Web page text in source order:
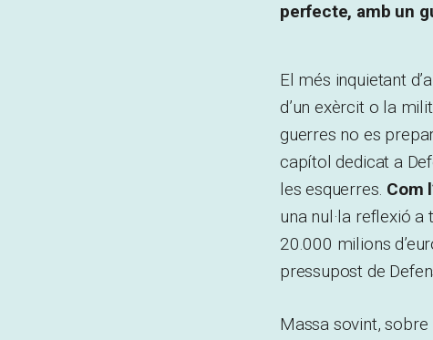
perfecte, amb un
El més inquietant
d’un exèrcit o la
guerres no es
capítol dedicat a
les esquerres. Com
una nul·la reflexió a
20.000 milions
pressupost de
Massa sovint, sobre